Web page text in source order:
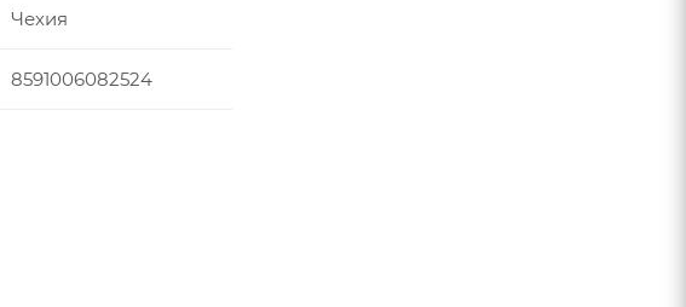
Чехия
8591006082524